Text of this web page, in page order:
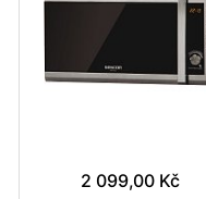
2 099,00 Kč